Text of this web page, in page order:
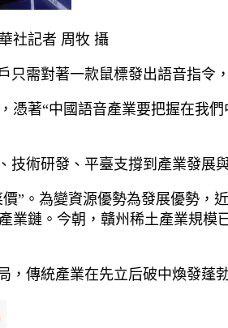
社記者 周牧 攝
需對著一款鼠標發出語音指令
著“中國語音產業要把握在我
術研發、平臺支撐到產業發展
”。為變資源優勢為發展優勢，
鏈。今朝，贛州稀土產業規模
，傳統產業在先立后破中煥發蓬